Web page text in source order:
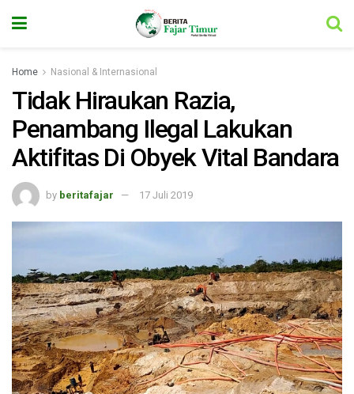
Home Nasional & Internasional
Tidak Hiraukan Razia,
Penambang Ilegal Lakukan
Aktifitas Di Obyek Vital Bandara
by beritafajar 17 Juli 2019